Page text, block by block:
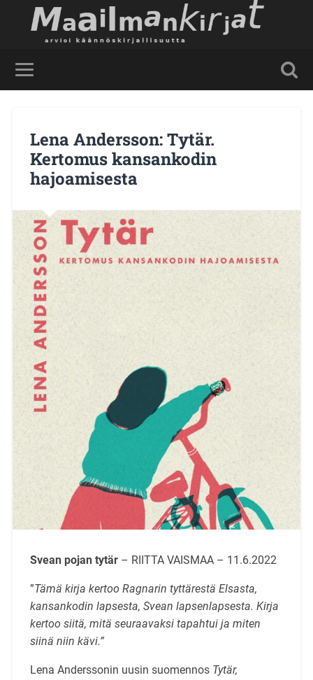
Lena Andersson: Tytär.
Kertomus kansankodin
hajoamisesta
Svean pojan tytär – RIITTA VAISMAA – 11.6.2022
”Tämä kirja kertoo Ragnarin tyttärestä Elsasta,
kansankodin lapsesta, Svean lapsenlapsesta. Kirja
kertoo siitä, mitä seuraavaksi tapahtui ja miten
siinä niin kävi.”
Lena Anderssonin uusin suomennos Tytär,